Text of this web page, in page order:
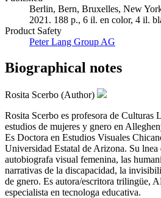
Berlin, Bern, Bruxelles, New
2021. 188 p., 6 il. en color, 4 il.
Product Safety
Peter Lang Group AG
Biographical notes
Rosita Scerbo (Author)
Rosita Scerbo es profesora de Culturas
estudios de mujeres y gnero en
Es Doctora en Estudios Visuales
Universidad Estatal de Arizona. Su
autobiografa visual femenina, las
narrativas de la discapacidad, la
de gnero. Es autora/escritora trilingüe,
especialista en tecnologa educativa.